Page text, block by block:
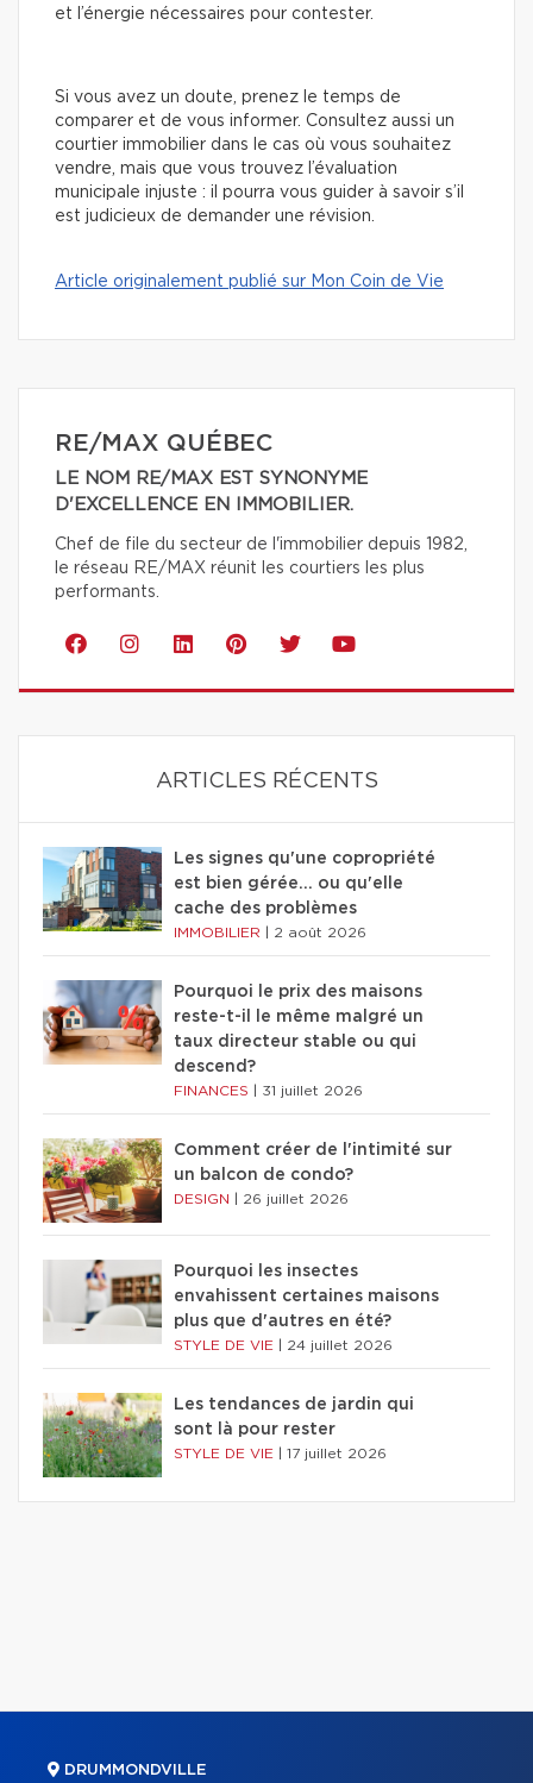
et l’énergie nécessaires pour contester.
Si vous avez un doute, prenez le temps de
comparer et de vous informer. Consultez aussi un
courtier immobilier dans le cas où vous souhaitez
vendre, mais que vous trouvez l’évaluation
municipale injuste : il pourra vous guider à savoir s’il
est judicieux de demander une révision.
Article originalement publié sur Mon Coin de Vie
RE/MAX QUÉBEC
LE NOM RE/MAX EST SYNONYME
D'EXCELLENCE EN IMMOBILIER.
Chef de file du secteur de l'immobilier depuis 1982,
le réseau RE/MAX réunit les courtiers les plus
performants.
ARTICLES RÉCENTS
Les signes qu'une copropriété
est bien gérée… ou qu'elle
cache des problèmes
IMMOBILIER 2 août 2026
Pourquoi le prix des maisons
reste-t-il le même malgré un
taux directeur stable ou qui
descend?
FINANCES 31 juillet 2026
Comment créer de l'intimité sur
un balcon de condo?
DESIGN 26 juillet 2026
Pourquoi les insectes
envahissent certaines maisons
plus que d'autres en été?
STYLE DE VIE 24 juillet 2026
Les tendances de jardin qui
sont là pour rester
STYLE DE VIE 17 juillet 2026
DRUMMONDVILLE